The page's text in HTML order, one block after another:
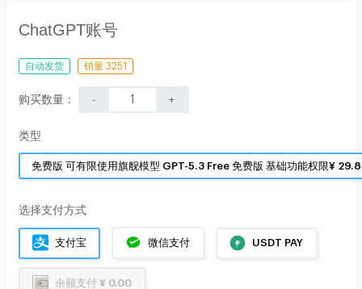
ChatGPT账号
自动发货 销量 3251
购买数量： - +
类型
免费版 可有限使用旗舰模型 GPT-5.3 Free 免费版 基础功能权限¥
选择支付方式
支付宝 微信支付 USDT PAY
余额支付 ¥ 0.00